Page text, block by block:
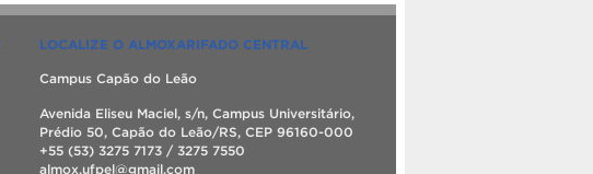
LOCALIZE O ALMOXARIFADO CENTRAL
Campus Capão do Leão
Avenida Eliseu Maciel, s/n, Campus Universitário,
Prédio 50, Capão do Leão/RS, CEP 96160-000
+55 (53) 3275 7173 / 3275 7550
almox.ufpel@gmail.com